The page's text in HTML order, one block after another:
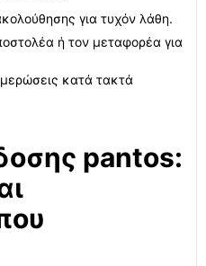
για τυχόν λάθη.
ή τον μεταφορέα για
κατά τακτά
pantos: